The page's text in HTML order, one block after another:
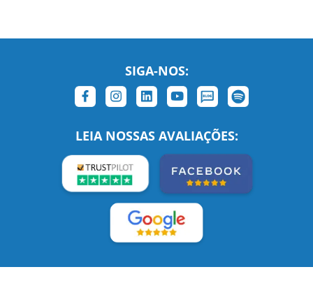
SIGA-NOS:
LEIA NOSSAS AVALIAÇÕES: